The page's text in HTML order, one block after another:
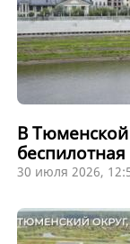
В
30 июля 2026,